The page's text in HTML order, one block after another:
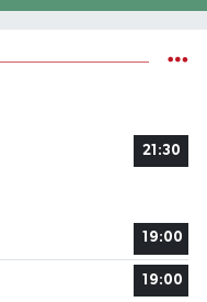
21:30
19:00
19:00